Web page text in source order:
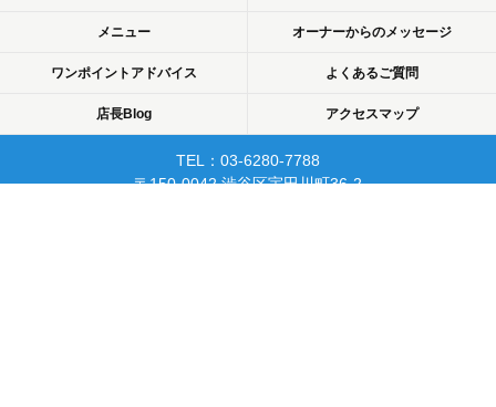
メニュー オーナーからのメッセージ
ワンポイントアドバイス よくあるご質問
店長Blog アクセスマップ
TEL：03-6280-7788
〒150-0042 渋谷区宇田川町36-2